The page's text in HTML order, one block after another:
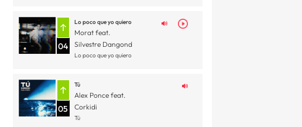
04
Lo poco que yo quiero
Morat feat.
Silvestre Dangond
Lo poco que yo quiero
05
Tú
Alex Ponce feat.
Corkidi
Tú